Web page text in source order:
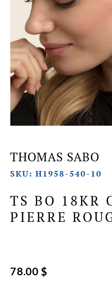
THOMAS SABO
SKU: H1958-540-10
TS BO 18KR
PIERRE
78.00 $